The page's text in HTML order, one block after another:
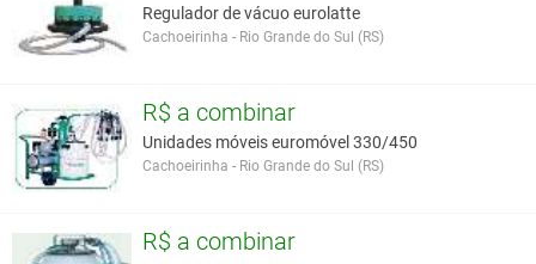
Regulador de vácuo eurolatte
Cachoeirinha - Rio Grande do Sul (RS)
R$ a combinar
Unidades móveis euromóvel 330/450
Cachoeirinha - Rio Grande do Sul (RS)
R$ a combinar